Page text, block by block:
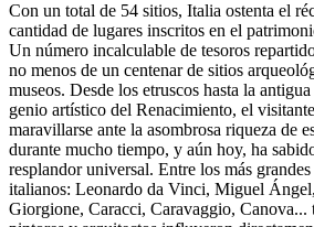
Con un total de 54 sitios, Italia ostenta el
cantidad de lugares inscritos en el
Un número incalculable de tesoros
no menos de un centenar de sitios
museos. Desde los etruscos hasta la
genio artístico del Renacimiento, el
maravillarse ante la asombrosa riqueza de
durante mucho tiempo, y aún hoy, ha
resplandor universal. Entre los más
italianos: Leonardo da Vinci, Miguel
Giorgione, Caracci, Caravaggio, Canova...